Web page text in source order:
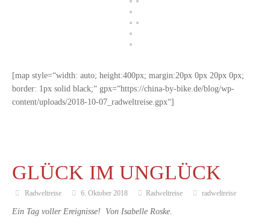
[map style=“width: auto; height:400px; margin:20px 0px 20px 0px;
border: 1px solid black;“ gpx=“https://china-by-bike.de/blog/wp-
content/uploads/2018-10-07_radweltreise.gpx“]
GLÜCK IM UNGLÜCK
Radweltreise 6. Oktober 2018 Radweltreise radweltreise
Ein Tag voller Ereignisse! Von Isabelle Roske.